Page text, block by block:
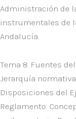
Administración de
instrumentales de
Andalucía.
Tema 8. Fuentes
Jerarquía
Disposiciones del
Reglamento: